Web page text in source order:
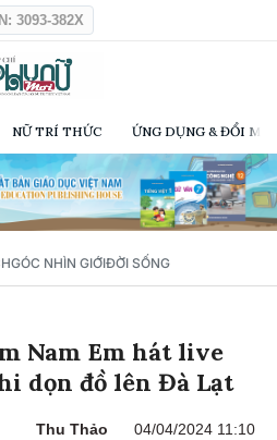
3093-382X
NỮ TRÍ THỨC ỨNG DỤNG & ĐỔI
GÓC NHÌN GIỚIĐỜI SỐNG
Nam Em hát live
dọn đồ lên Đà Lạt
Thu Thảo 04/04/2024 11:10